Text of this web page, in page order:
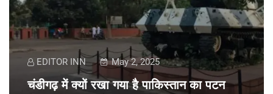
EDITOR INN May 2, 2025
चंडीगढ़ में क्यों रखा गया है पाकिस्तान का पटन